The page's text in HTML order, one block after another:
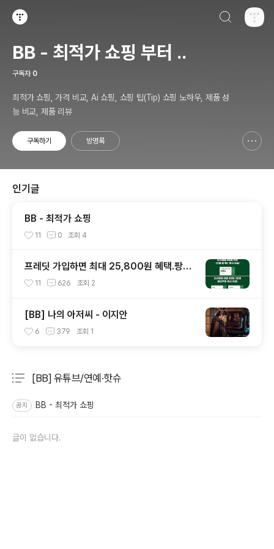
BB - 최적가 쇼핑 부터 ..
구독자 0
최적가 쇼핑, 가격 비교, Ai 쇼핑, 쇼핑 팁(Tip) 쇼핑 노하우, 제품 성
능 비교, 제품 리뷰
구독하기 방명록
인기글
BB - 최적가 쇼핑
11 0 조회 4
프레딧 가입하면 최대 25,800원 혜택.팡팡
- 프레딧추천인(zepeto)
11 626 조회 2
[BB] 나의 아저씨 - 이지안
6 379 조회 1
[BB] 유튜브/연예·핫슈
공지 BB - 최적가 쇼핑
글이 없습니다.